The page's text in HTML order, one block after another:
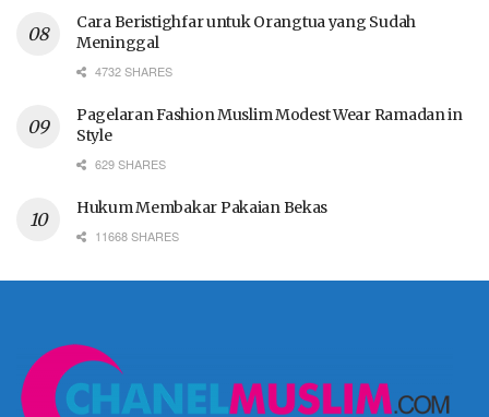
Cara Beristighfar untuk Orangtua yang Sudah
Meninggal
4732 SHARES
Pagelaran Fashion Muslim Modest Wear Ramadan in
Style
629 SHARES
Hukum Membakar Pakaian Bekas
11668 SHARES